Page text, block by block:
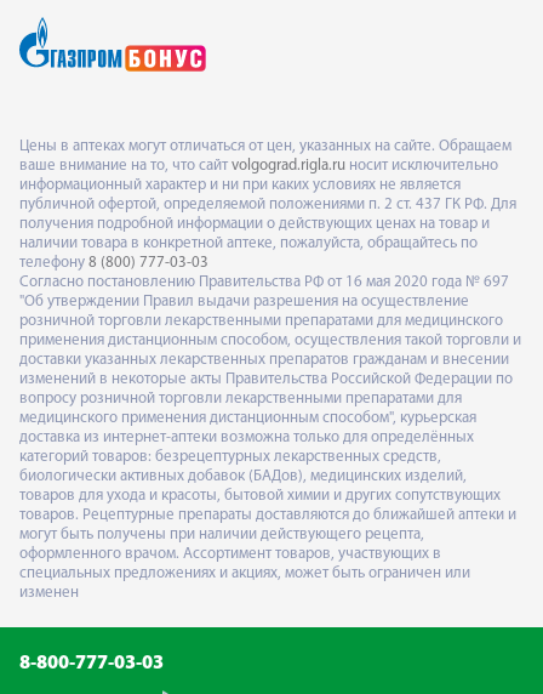
Цены в аптеках могут отличаться от цен, указанных на сайте. Обращаем
ваше внимание на то, что сайт volgograd.rigla.ru носит исключительно
информационный характер и ни при каких условиях не является
публичной офертой, определяемой положениями п. 2 ст. 437 ГК РФ. Для
получения подробной информации о действующих ценах на товар и
наличии товара в конкретной аптеке, пожалуйста, обращайтесь по
телефону 8 (800) 777-03-03
Согласно постановлению Правительства РФ от 16 мая 2020 года № 697
"Об утверждении Правил выдачи разрешения на осуществление
розничной торговли лекарственными препаратами для медицинского
применения дистанционным способом, осуществления такой торговли и
доставки указанных лекарственных препаратов гражданам и внесении
изменений в некоторые акты Правительства Российской Федерации по
вопросу розничной торговли лекарственными препаратами для
медицинского применения дистанционным способом", курьерская
доставка из интернет-аптеки возможна только для определённых
категорий товаров: безрецептурных лекарственных средств,
биологически активных добавок (БАДов), медицинских изделий,
товаров для ухода и красоты, бытовой химии и других сопутствующих
товаров. Рецептурные препараты доставляются до ближайшей аптеки и
могут быть получены при наличии действующего рецепта,
оформленного врачом. Ассортимент товаров, участвующих в
специальных предложениях и акциях, может быть ограничен или
изменен
8-800-777-03-03